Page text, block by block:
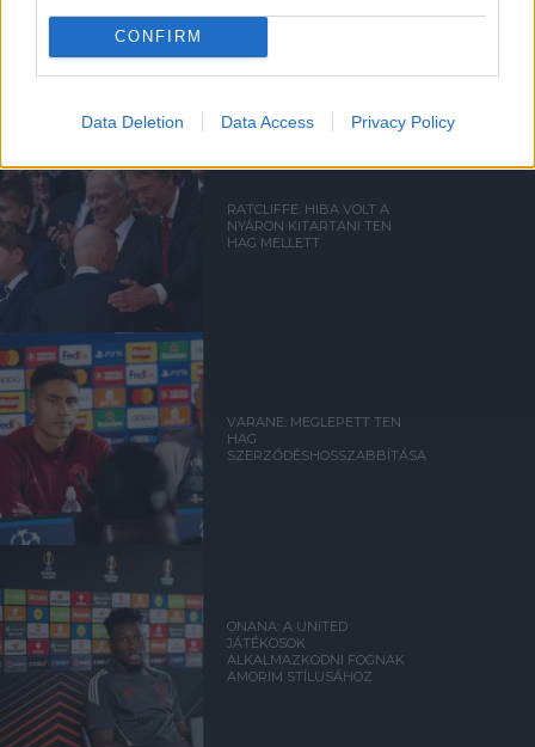
CONFIRM
Data Deletion Data Access Privacy Policy
Kapcsolódó hírek
RATCLIFFE: HIBA VOLT A
NYÁRON KITARTANI TEN
HAG MELLETT
VARANE: MEGLEPETT TEN
HAG
SZERZŐDÉSHOSSZABBÍTÁSA
ONANA: A UNITED
JÁTÉKOSOK
ALKALMAZKODNI FOGNAK
AMORIM STÍLUSÁHOZ